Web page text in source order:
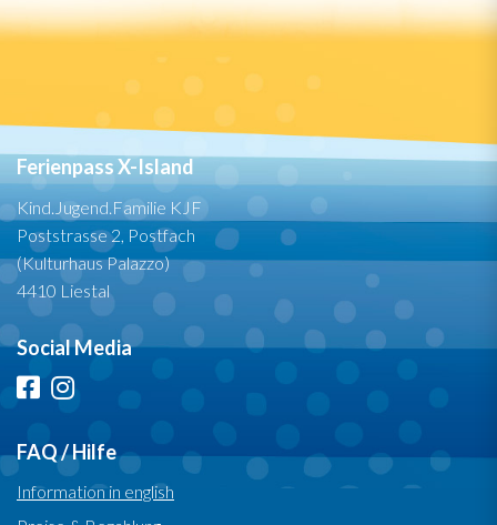
Ferienpass X-Island
Kind.Jugend.Familie KJF
Poststrasse 2, Postfach
(Kulturhaus Palazzo)
4410 Liestal
Social Media
FAQ / Hilfe
Information in english